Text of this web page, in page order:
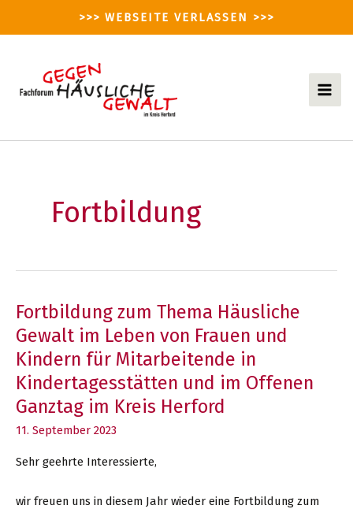
>>> WEBSEITE VERLASSEN >>>
Fortbildung
Fortbildung zum Thema Häusliche
Gewalt im Leben von Frauen und
Kindern für Mitarbeitende in
Kindertagesstätten und im Offenen
Ganztag im Kreis Herford
11. September 2023
Sehr geehrte Interessierte,
wir freuen uns in diesem Jahr wieder eine Fortbildung zum